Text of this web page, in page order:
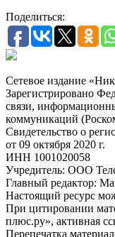
Поделиться:
Сетевое издание
Зарегистрировано
связи,
коммуникаций
Свидетельство о
от 09 октября 2020 г.
ИНН 1001020058
Учредитель: ООО
Главный редактор:
Настоящий ресурс
При цитировании
плюс.ру», активная
Перепечатка